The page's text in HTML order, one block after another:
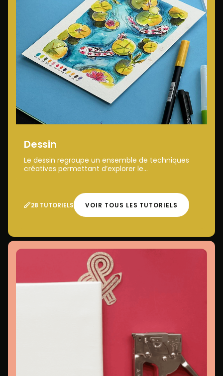
Dessin
Le dessin regroupe un ensemble de techniques
créatives permettant d’explorer le...
28 TUTORIELS VOIR TOUS LES TUTORIELS